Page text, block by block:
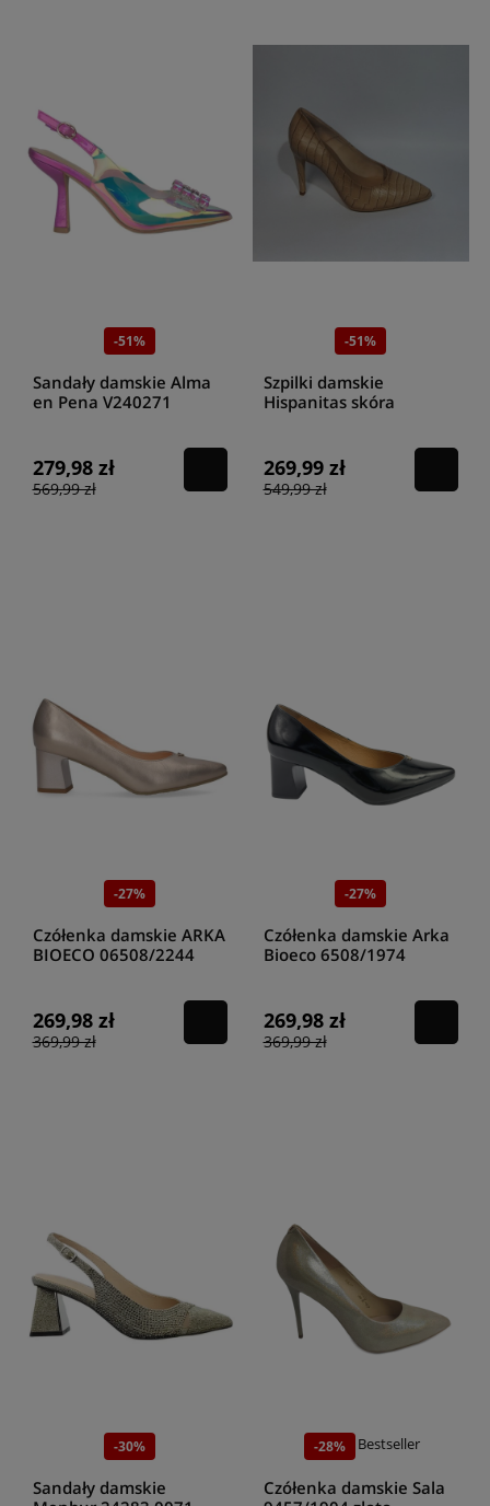
-51%
Sandały damskie Alma
en Pena V240271
279,98 zł
569,99 zł
-51%
Szpilki damskie
Hispanitas skóra
269,99 zł
549,99 zł
-27%
Czółenka damskie ARKA
BIOECO 06508/2244
269,98 zł
369,99 zł
-27%
Czółenka damskie Arka
Bioeco 6508/1974
269,98 zł
369,99 zł
-30%
Sandały damskie
-28% Bestseller
Czółenka damskie Sala